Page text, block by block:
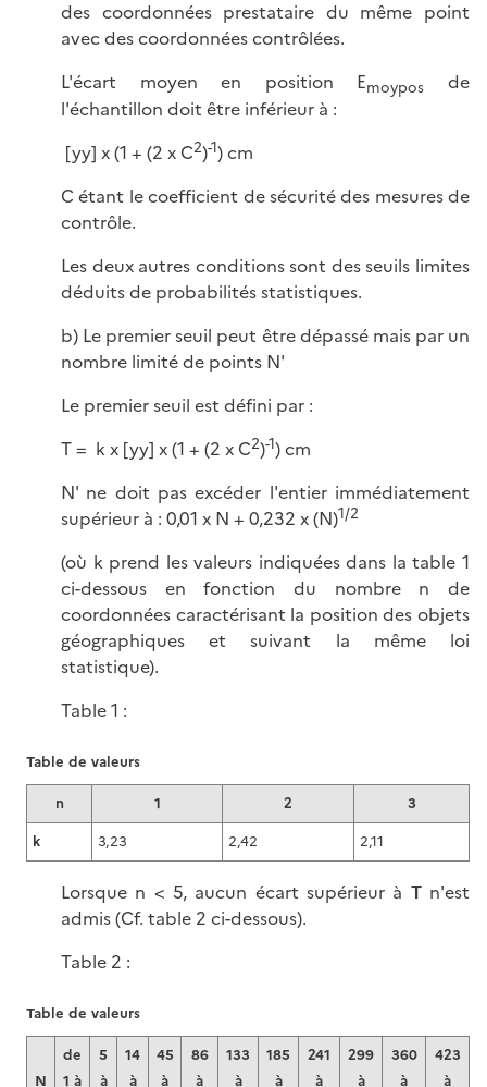
des coordonnées prestataire du même point
avec des coordonnées contrôlées.
L'écart moyen en position Emoypos
de
l'échantillon doit être inférieur à :
[yy] x (1 + (2 x C2)-1) cm
C étant le coefficient de sécurité des mesures de
contrôle.
Les deux autres conditions sont des seuils limites
déduits de probabilités statistiques.
b) Le premier seuil peut être dépassé mais par un
nombre limité de points N'
Le premier seuil est défini par :
T = k x [yy] x (1 + (2 x C2)-1) cm
N' ne doit pas excéder l'entier immédiatement
supérieur à : 0,01 x N + 0,232 x (N)1/2
(où k prend les valeurs indiquées dans la table 1
ci-dessous en fonction du nombre n de
coordonnées caractérisant la position des objets
géographiques et suivant la même loi
statistique).
Table 1 :
n 1 2
3
k
3,23 2,42 2,11
Table de valeurs
Lorsque n < 5, aucun écart supérieur à Tn'est
admis (Cf. table 2 ci-dessous).
Table 2 :
N
de
1 à
5
à
14
à
45
à
86
à
133
à
185
à
241
à
299
à
360
à
423
à
Table de valeurs